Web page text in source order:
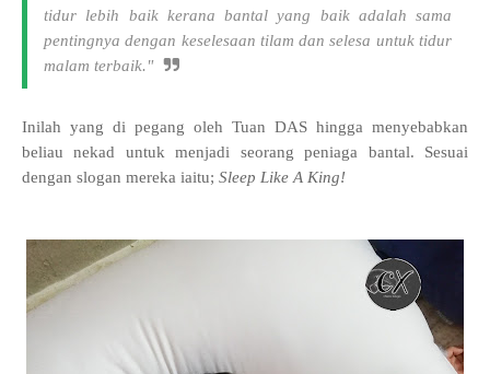
tidur lebih baik kerana bantal yang baik adalah sama
pentingnya dengan keselesaan tilam dan selesa untuk tidur
malam terbaik."
Inilah yang di pegang oleh Tuan DAS hingga menyebabkan
beliau nekad untuk menjadi seorang peniaga bantal. Sesuai
dengan slogan mereka iaitu; Sleep Like A King!